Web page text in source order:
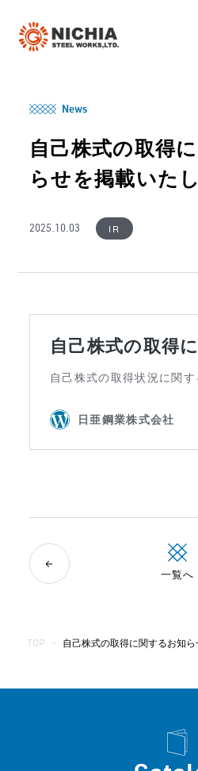
News
自己株式の取得
らせを掲載いた
2025.10.03 IR
一覧へ
TOP — 自己株式の取得に関するお知ら